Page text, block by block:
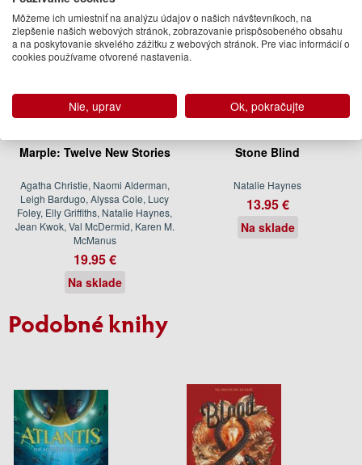
Marple: Twelve New Stories
Agatha Christie, Naomi Alderman,
Leigh Bardugo, Alyssa Cole, Lucy
Foley, Elly Griffiths, Natalie Haynes,
Jean Kwok, Val McDermid, Karen M.
McManus
19.95 €
Na sklade
Stone Blind
Natalie Haynes
13.95 €
Na sklade
Podobné knihy
Môžeme ich umiestniť na analýzu údajov o našich návštevníkoch, na
zlepšenie našich webových stránok, zobrazovanie prispôsobeného obsahu
a na poskytovanie skvelého zážitku z webových stránok. Pre viac informácií o
cookies používame otvorené nastavenia.
Nie, uprav Ok, pokračujte